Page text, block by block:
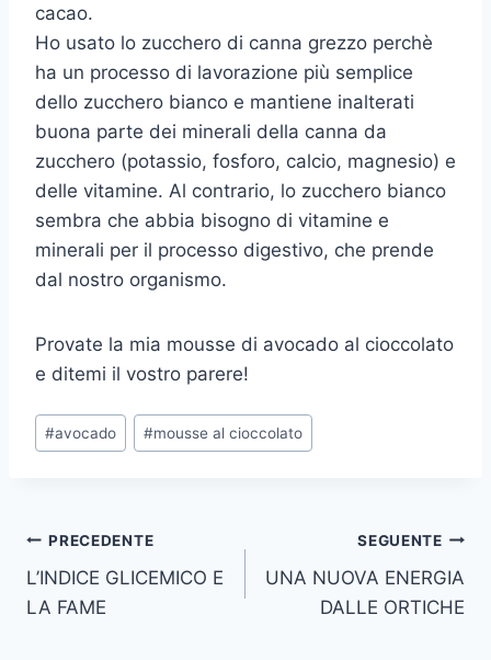
cacao.
Ho usato lo zucchero di canna grezzo perchè
ha un processo di lavorazione più semplice
dello zucchero bianco e mantiene inalterati
buona parte dei minerali della canna da
zucchero (potassio, fosforo, calcio, magnesio) e
delle vitamine. Al contrario, lo zucchero bianco
sembra che abbia bisogno di vitamine e
minerali per il processo digestivo, che prende
dal nostro organismo.
Provate la mia mousse di avocado al cioccolato
e ditemi il vostro parere!
Tag
articolo:
#avocado #mousse al cioccolato
Navigazione
articoli
PRECEDENTE
L’INDICE GLICEMICO E
LA FAME
SEGUENTE
UNA NUOVA ENERGIA
DALLE ORTICHE